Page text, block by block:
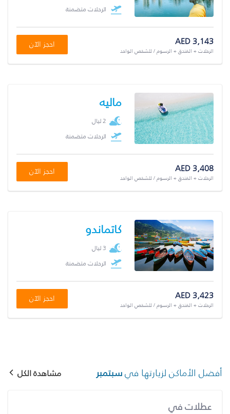
الرحلات متضمنة
AED 3,143
الرحلات + الفندق + الرسوم / للشخص الواحد
احجز الآن
ماليه
2 ليال
الرحلات متضمنة
AED 3,408
الرحلات + الفندق + الرسوم / للشخص الواحد
احجز الآن
كاتماندو
3 ليال
الرحلات متضمنة
AED 3,423
الرحلات + الفندق + الرسوم / للشخص الواحد
احجز الآن
أفضل الأماكن لزيارتها فيسبتمبر مشاهدة الكل
عطلات في